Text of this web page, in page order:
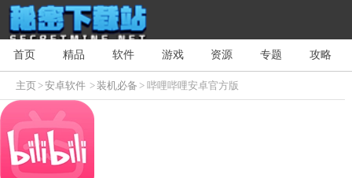
首页 精品 软件 游戏 资源 专题 攻略
主页>安卓软件 >装机必备 > 哔哩哔哩安卓官方版